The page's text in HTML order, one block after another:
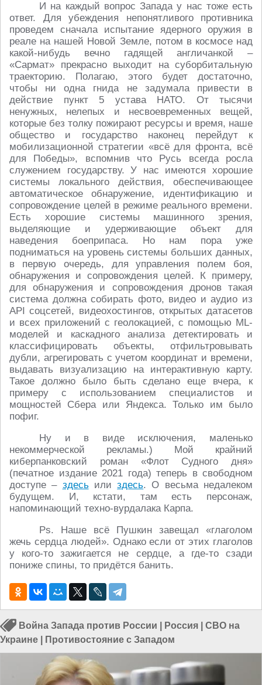
И на каждый вопрос Запада у нас тоже есть
ответ. Для убеждения непонятливого противника
проведем сначала испытание ядерного оружия в
реале на нашей Новой Земле, потом в космосе над
какой-нибудь вечно гадящей англичанкой –
«Сармат» прекрасно выходит на суборбитальную
траекторию. Полагаю, этого будет достаточно,
чтобы ни одна гнида не задумала привести в
действие пункт 5 устава НАТО. От тысячи
ненужных, нелепых и несвоевременных вещей,
которые без толку пожирают ресурсы и время, наше
общество и государство наконец перейдут к
мобилизационной стратегии «всё для фронта, всё
для Победы», вспомнив что Русь всегда росла
служением государству. У нас имеются хорошие
системы локального действия, обеспечивающее
автоматическое обнаружение, идентификацию и
сопровождение целей в режиме реального времени.
Есть хорошие системы машинного зрения,
выделяющие и удерживающие объект для
наведения боеприпаса. Но нам пора уже
подниматься на уровень системы больших данных,
в первую очередь, для управления полем боя,
обнаружения и сопровождения целей. К примеру,
для обнаружения и сопровождения дронов такая
система должна собирать фото, видео и аудио из
API соцсетей, видеохостингов, открытых датасетов
и всех приложений с геолокацией, с помощью ML-
моделей и каскадного анализа детектировать и
классифицировать объекты, отфильтровывать
дубли, агрегировать с учетом координат и времени,
выдавать визуализацию на интерактивную карту.
Такое должно было быть сделано еще вчера, к
примеру с использованием специалистов и
мощностей Сбера или Яндекса. Только им было
пофиг.
Ну и в виде исключения, маленько
некоммерческой рекламы.) Мой крайний
киберпанковский роман «Флот Судного дня»
(печатное издание 2021 года) теперь в свободном
доступе – здесьилиздесь. О весьма недалеком
будущем. И, кстати, там есть персонаж,
напоминающий техно-вурдалака Карпа.
Ps. Наше всё Пушкин завещал «глаголом
жечь сердца людей». Однако если от этих глаголов
у кого-то зажигается не сердце, а где-то сзади
пониже спины, то придётся банить.
Война Запада против России Россия
СВО на
Украине
Противостояние с Западом